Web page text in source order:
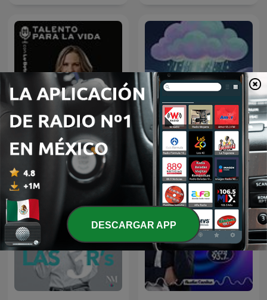
Talento Para la Vida con
Lu Botello
Sonido de Lluvia, Lluvia
Relajante, Lluvia Suave,
Lluvia Nocturna,
Descanso Con Lluvia
DESCARGAR APP